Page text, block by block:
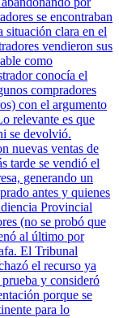
se encontraban
situación clara en el
vendieron sus
como
conocía el
compradores
con el argumento
relevante es que
se devolvió.
nuevas ventas de
tarde se vendió el
generando un
antes y quienes
Provincial
(no se probó que
al último por
El Tribunal
el recurso ya
y consideró
porque se
para lo